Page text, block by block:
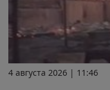
4 августа 2026 | 11:46